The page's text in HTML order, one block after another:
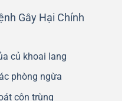
Gây Hại Chính
củ khoai lang
phòng ngừa
côn trùng